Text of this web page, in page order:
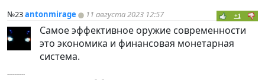
№23antonmirage 11 августа 2023 12:57 +1
Самое эффективное оружие современности
это экономика и финансовая монетарная
система.
----------